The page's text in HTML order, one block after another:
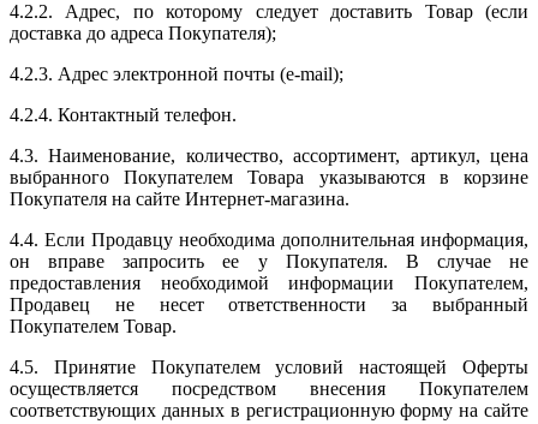
4.2.2. Адрес, по которому следует доставить Товар (если
доставка до адреса Покупателя);
4.2.3. Адрес электронной почты (e-mail);
4.2.4. Контактный телефон.
4.3. Наименование, количество, ассортимент, артикул, цена
выбранного Покупателем Товара указываются в корзине
Покупателя на сайте Интернет-магазина.
4.4. Если Продавцу необходима дополнительная информация,
он вправе запросить ее у Покупателя. В случае не
предоставления необходимой информации Покупателем,
Продавец не несет ответственности за выбранный
Покупателем Товар.
4.5. Принятие Покупателем условий настоящей Оферты
осуществляется посредством внесения Покупателем
соответствующих данных в регистрационную форму на сайте